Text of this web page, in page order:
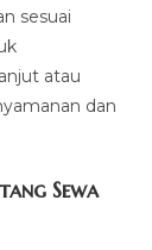
sesuai
atau
dan
Sewa